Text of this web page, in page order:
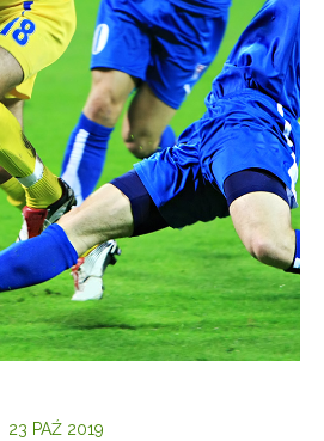
23 PAŹ 2019